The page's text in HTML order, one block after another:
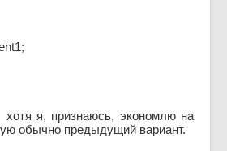
я, признаюсь, экономлю на
обычно предыдущий вариант.